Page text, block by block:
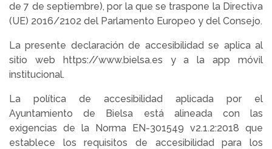
de 7 de septiembre), por la que se traspone la Directiva
(UE) 2016/2102 del Parlamento Europeo y del Consejo.
La presente declaración de accesibilidad se aplica al
sitio web https://www.bielsa.es y a la app móvil
institucional.
La política de accesibilidad aplicada por el
Ayuntamiento de Bielsa está alineada con las
exigencias de la Norma EN-301549 v2.1.2:2018 que
establece los requisitos de accesibilidad para los